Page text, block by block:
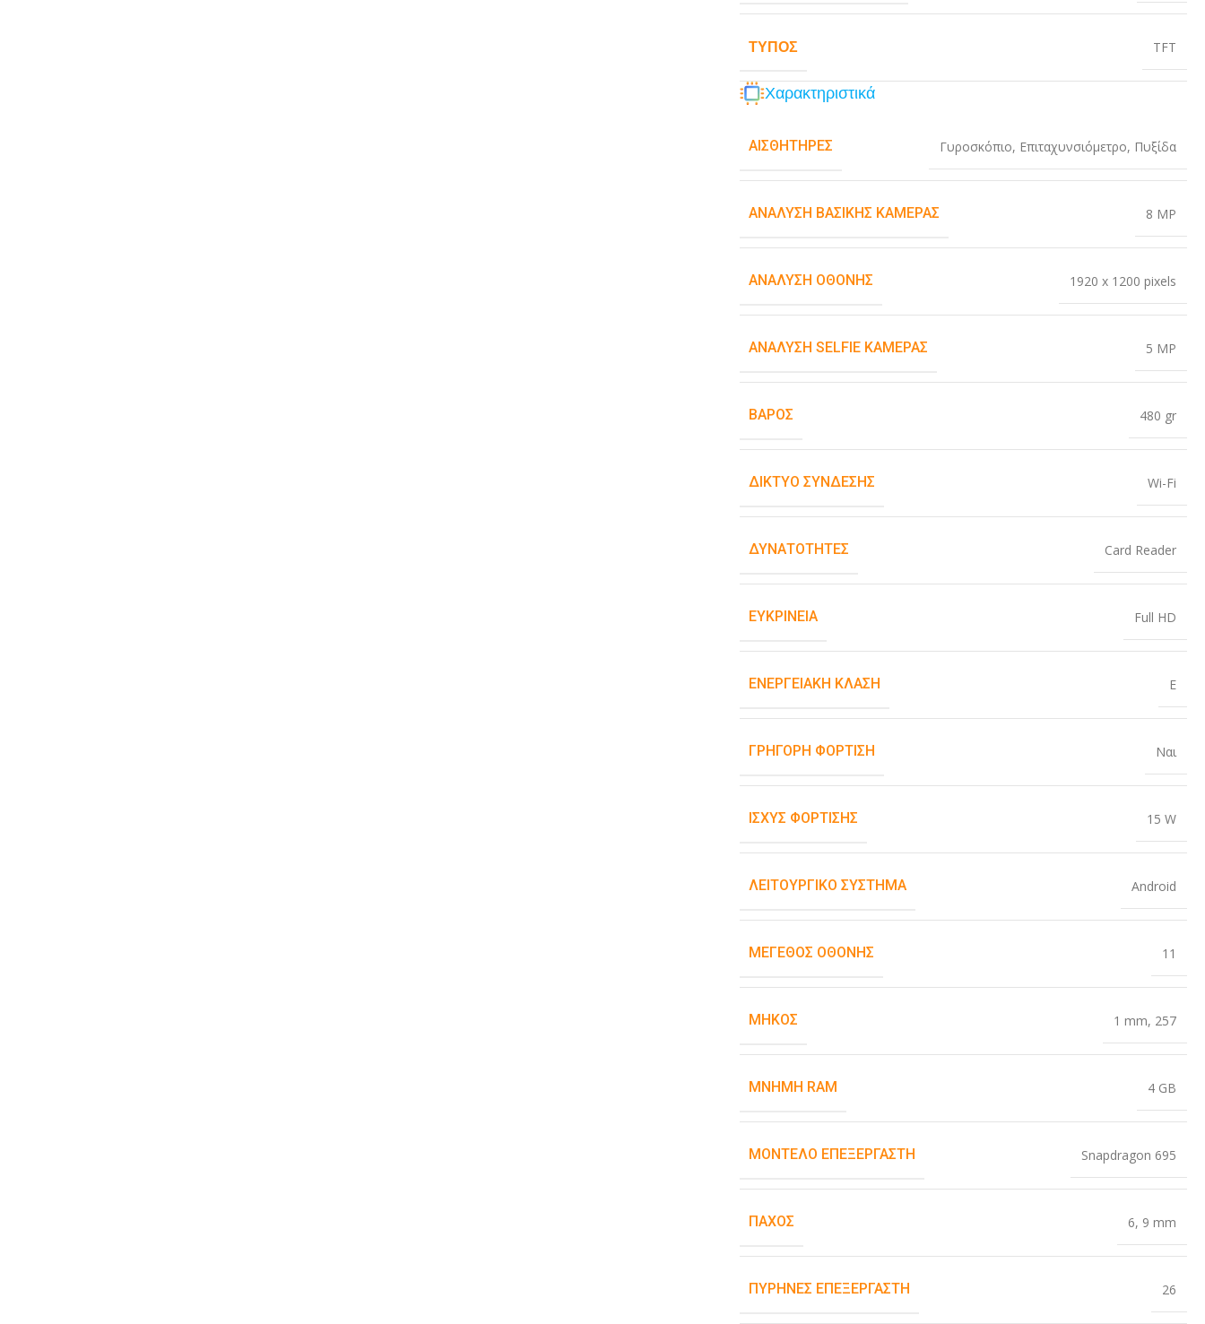
ΤΎΠΟΣ TFT
Χαρακτηριστικά
ΑΙΣΘΗΤΉΡΕΣ Γυροσκόπιο, Επιταχυνσιόμετρο, Πυξίδα
ΑΝΆΛΥΣΗ ΒΑΣΙΚΉΣ ΚΆΜΕΡΑΣ 8 MP
ΑΝΆΛΥΣΗ ΟΘΌΝΗΣ 1920 x 1200 pixels
ΑΝΆΛΥΣΗ SELFIE ΚΆΜΕΡΑΣ 5 MP
ΒΆΡΟΣ 480 gr
ΔΊΚΤΥΟ ΣΎΝΔΕΣΗΣ Wi-Fi
ΔΥΝΑΤΌΤΗΤΕΣ Card Reader
ΕΥΚΡΊΝΕΙΑ Full HD
ΕΝΕΡΓΕΙΑΚΉ ΚΛΆΣΗ E
ΓΡΉΓΟΡΗ ΦΌΡΤΙΣΗ Ναι
ΙΣΧΎΣ ΦΌΡΤΙΣΗΣ 15 W
ΛΕΙΤΟΥΡΓΙΚΌ ΣΎΣΤΗΜΑ Android
ΜΈΓΕΘΟΣ ΟΘΌΝΗΣ 11
ΜΉΚΟΣ 1 mm, 257
ΜΝΉΜΗ RAM 4 GB
ΜΟΝΤΈΛΟ ΕΠΕΞΕΡΓΑΣΤΉ Snapdragon 695
ΠΆΧΟΣ 6, 9 mm
ΠΥΡΉΝΕΣ ΕΠΕΞΕΡΓΑΣΤΉ 26